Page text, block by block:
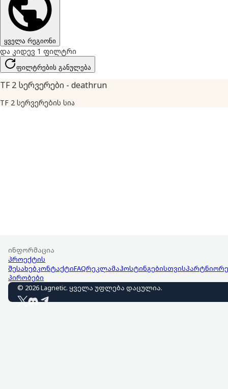
ყველა რეგიონი
და კიდევ 1 ფილტრი
ფილტრების განულება
TF 2 სერვერები - deathrun
TF 2 სერვერების სია
ინფორმაცია
პროექტის
შესახებკონტაქტიFAQრეკლამაჰოსტინგებისთვის
პირობები
© 2026Lagnetic. ყველა უფლება დაცულია.